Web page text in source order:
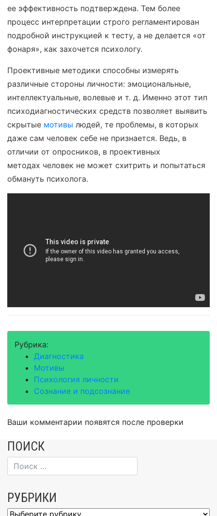
ее эффективность подтверждена. Тем более
процесс интерпретации строго регламентирован
подробной инструкцией к тесту, а не делается «от
фонаря», как захочется психологу.
Проективные методики способны измерять
различные стороны личности: эмоциональные,
интеллектуальные, волевые и т. д. Именно этот тип
психодиагностических средств позволяет выявить
скрытые мотивы людей, те проблемы, в которых
даже сам человек себе не признается. Ведь, в
отличии от опросников, в проективных
методах человек не может схитрить и попытаться
обмануть психолога.
Рубрика:
Диагностика
Мотивы
Психология личности
Сознание и подсознание
Ваши комментарии появятся после проверки
ПОИСК
РУБРИКИ
Рубрики